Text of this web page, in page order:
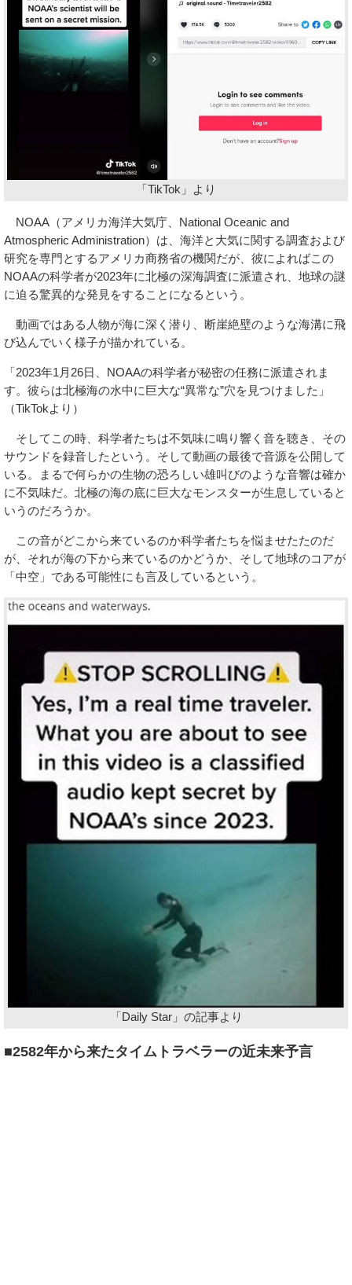
「TikTok」より
NOAA（アメリカ海洋大気庁、National Oceanic and
Atmospheric Administration）は、海洋と大気に関する調査および
研究を専門とするアメリカ商務省の機関だが、彼によればこの
NOAAの科学者が2023年に北極の深海調査に派遣され、地球の謎
に迫る驚異的な発見をすることになるという。
動画ではある人物が海に深く潜り、断崖絶壁のような海溝に飛
び込んでいく様子が描かれている。
「2023年1月26日、NOAAの科学者が秘密の任務に派遣されま
す。彼らは北極海の水中に巨大な“異常な”穴を見つけました」
（TikTokより）
そしてこの時、科学者たちは不気味に鳴り響く音を聴き、その
サウンドを録音したという。そして動画の最後で音源を公開して
いる。まるで何らかの生物の恐ろしい雄叫びのような音響は確か
に不気味だ。北極の海の底に巨大なモンスターが生息していると
いうのだろうか。
この音がどこから来ているのか科学者たちを悩ませたたのだ
が、それが海の下から来ているのかどうか、そして地球のコアが
「中空」である可能性にも言及しているという。
「Daily Star」の記事より
■2582年から来たタイムトラベラーの近未来予言